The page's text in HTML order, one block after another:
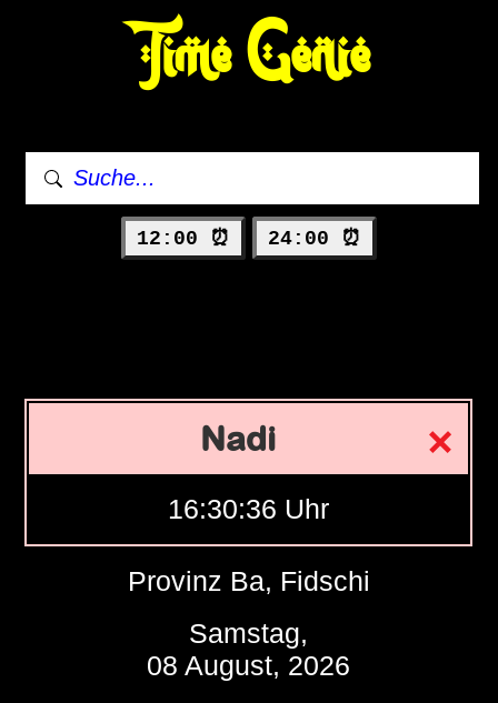
Time Genie
12:00 ⏰ 24:00 ⏰
Nadi
16:30:37 Uhr
Provinz Ba, Fidschi
Samstag,
08 August, 2026